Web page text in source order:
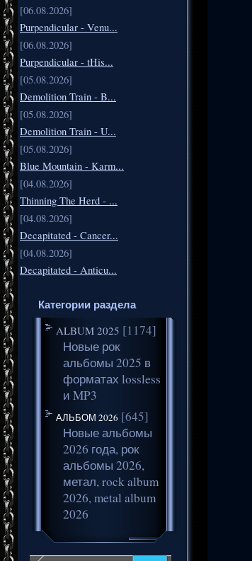
[06.08.2026]
Purpendicular - Venu...
[06.08.2026]
Purpendicular - tHis...
[05.08.2026]
Demolition Train - B...
[05.08.2026]
Demolition Train - U...
[05.08.2026]
Blue Mountain - Karm...
[04.08.2026]
Thinning The Herd - ...
[04.08.2026]
Decapitated - Cancer...
[04.08.2026]
Decapitated - Anticu...
Категории раздела
ALBUM 2025 [1174]
Новые рок
альбомы 2025 в
форматах lossless
и MP3
АЛЬБОМ 2026 [645]
Новые альбомы
2026 года, рок
альбомы 2026,
метал, rock album
2026, metal album
2026